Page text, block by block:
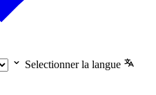
Selectionner la langue